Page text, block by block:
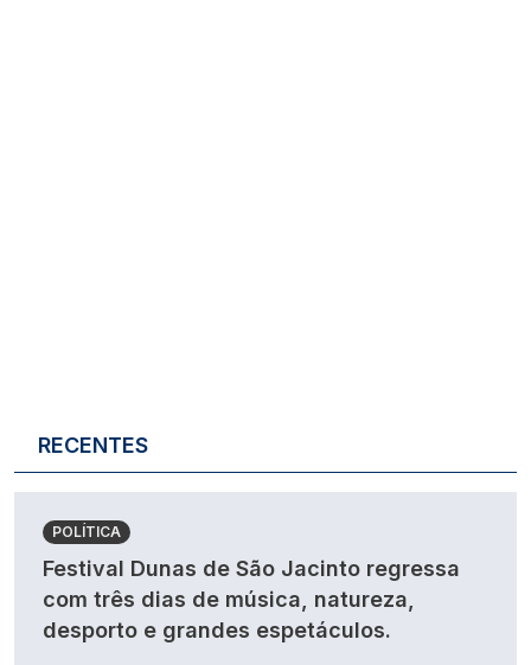
RECENTES
POLÍTICA
Festival Dunas de São Jacinto regressa
com três dias de música, natureza,
desporto e grandes espetáculos.